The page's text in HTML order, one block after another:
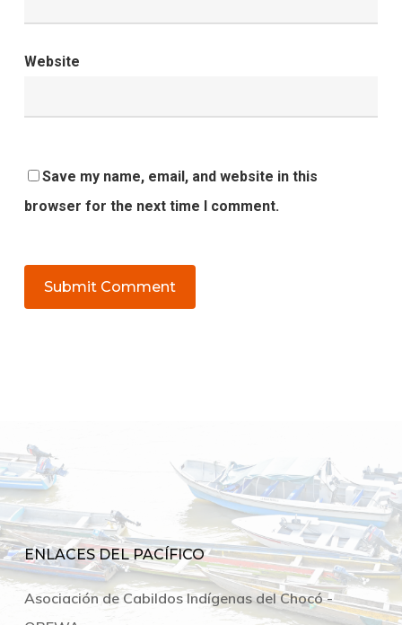
Website
Save my name, email, and website in this
browser for the next time I comment.
ENLACES DEL PACÍFICO
Asociación de Cabildos Indígenas del Chocó -